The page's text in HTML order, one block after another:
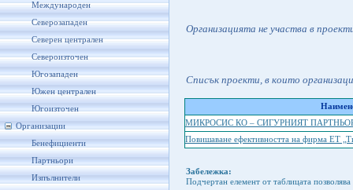
Международен
Северозападен
Северен централен
Североизточен
Югозападен
Южен централен
Югоизточен
Организации
Бенефициенти
Партньори
Изпълнители
Организацията не участва в
Списък проекти, в които
МИКРОСИС КО – СИГУРНИЯТ
Повишаване ефективността на фирма ЕТ
Забележка:
Подчертан елемент от таблицата